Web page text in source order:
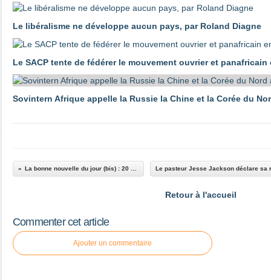
Le libéralisme ne développe aucun pays, par Roland Diagne
Le SACP tente de fédérer le mouvement ouvrier et
Sovintern Afrique appelle la Russie la Chine et la Corée du
Retour à l'accueil
Commenter cet article
Ajouter un commentaire